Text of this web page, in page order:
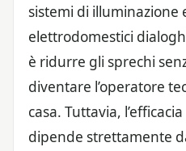
sistemi di illuminazione
elettrodomestici
è ridurre gli sprechi
diventare l’operatore
casa. Tuttavia,
dipende strettamente